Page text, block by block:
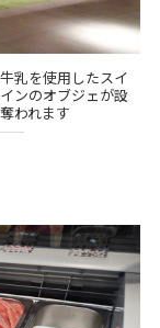
乳を使用したスイ
ンのオブジェが設
われます